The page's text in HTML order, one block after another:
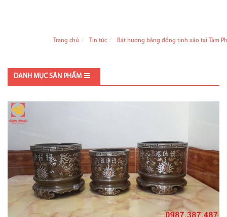
Trang chủ Tin tức Bát hương bằng đồng tinh xảo tại Tâm
DANH MỤC SẢN PHẨM